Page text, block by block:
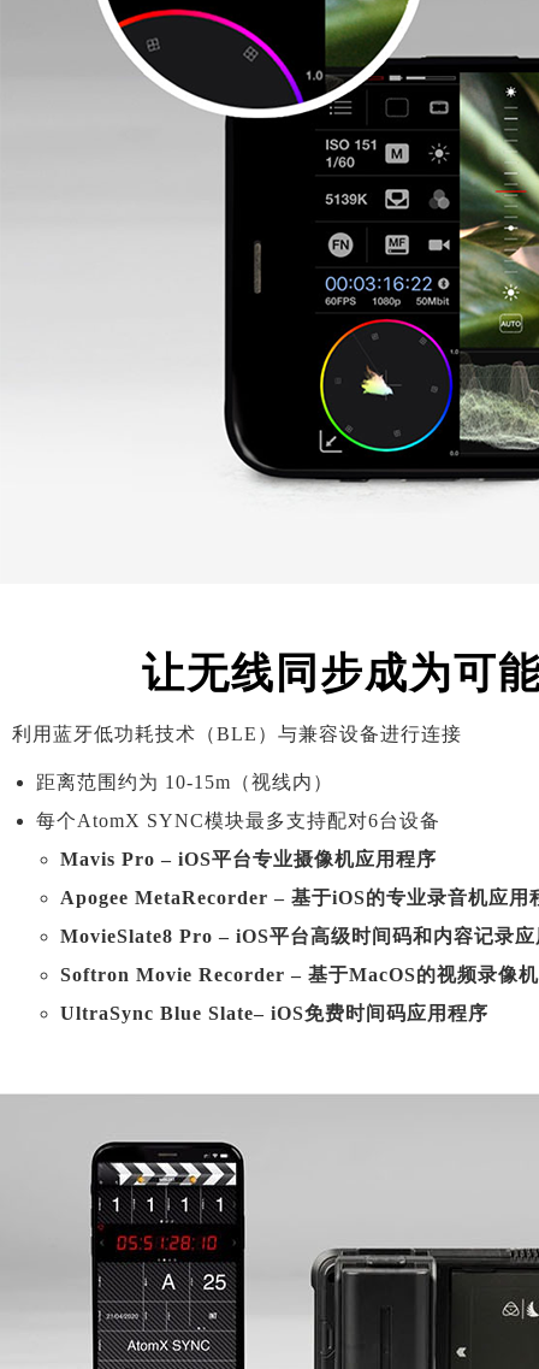
让无线同步成为可
利用蓝牙低功耗技术（BLE）与兼容设备进行连接
距离范围约为 10-15m（视线内）
每个AtomX SYNC模块最多支持配对6台设备
Mavis Pro – iOS平台专业摄像机应用程序
Apogee MetaRecorder – 基于iOS的专业录音机应用
MovieSlate8 Pro – iOS平台高级时间码和内容记录
Softron Movie Recorder – 基于MacOS的视频录像
UltraSync Blue Slate– iOS免费时间码应用程序